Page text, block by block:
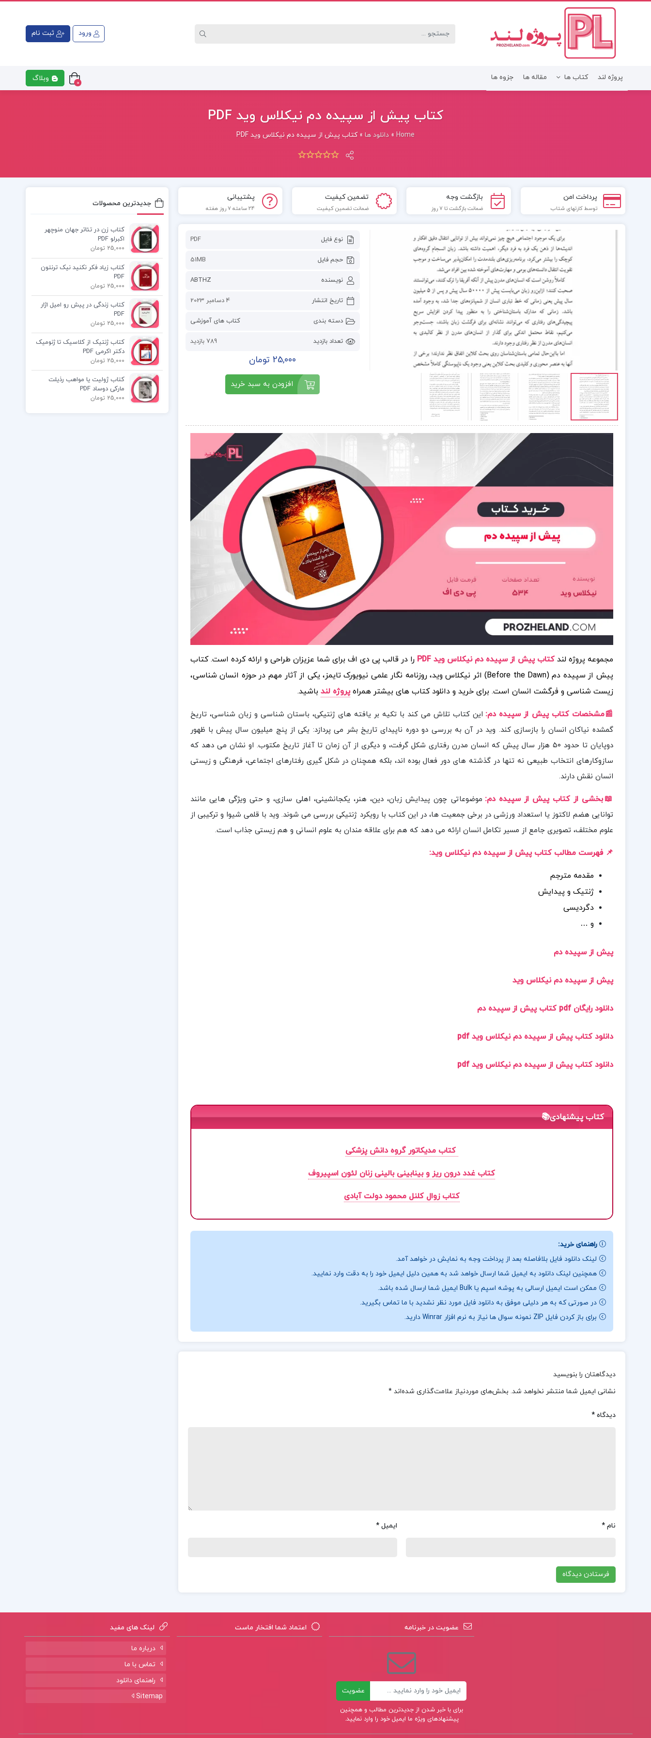
ورود ثبت نام
پروژه لند کتاب ها مقاله ها جزوه ها
0 وبلاگ
کتاب پیش از سپیده دم نیکلاس وید PDF
Home
» دانلود ها »کتاب پیش از سپیده دم نیکلاس وید PDF
پرداخت امن
توسط کارتهای شتاب
بازگشت وجه
ضمانت بازگشت تا 7 روز
تضمین کیفیت
ضمانت تضمین کیفیت
پشتیبانی
24 ساعته 7 روز هفته
نوع فایل PDF
حجم فایل 51MB
نویسنده ABTHZ
تاریخ انتشار 4 دسامبر 2023
دسته بندی کتاب های آموزشی
تعداد بازدید 789 بازدید
25,000 تومان
افزودن به سبد خرید
مجموعه پروژه لندکتاب پیش از سپیده دم نیکلاس وید PDF
را در قالب پی دی اف برای شما عزیزان طراحی و ارائه کرده است. کتاب
پیش از سپیده دم (Before the Dawn) اثر نیکلاس وید، روزنامه نگار علمی نیویورک تایمز، یکی از آثار مهم در حوزه انسان شناسی،
زیست شناسی و فرگشت انسان است. برای خرید و دانلود کتاب های بیشتر همراهپروژه لند باشید.
📰مشخصات کتاب پیش از سپیده دم: این کتاب تلاش می کند با تکیه بر یافته های ژنتیکی، باستان شناسی و زبان شناسی، تاریخ
گمشده نیاکان انسان را بازسازی کند. وید در آن به بررسی دو دوره ناپیدای تاریخ بشر می پردازد: یکی از پنج میلیون سال پیش با ظهور
دوپایان تا حدود ۵۰ هزار سال پیش که انسان مدرن رفتاری شکل گرفت، و دیگری از آن زمان تا آغاز تاریخ مکتوب. او نشان می دهد که
سازوکارهای انتخاب طبیعی نه تنها در گذشته های دور فعال بوده اند، بلکه همچنان در شکل گیری رفتارهای اجتماعی، فرهنگی و زیستی
انسان نقش دارند.
📖بخشی از کتاب پیش از سپیده دم: موضوعاتی چون پیدایش زبان، دین، هنر، یکجانشینی، اهلی سازی، و حتی ویژگی هایی مانند
توانایی هضم لاکتوز یا استعداد ورزشی در برخی جمعیت ها، در این کتاب با رویکرد ژنتیکی بررسی می شوند. وید با قلمی شیوا و ترکیبی از
علوم مختلف، تصویری جامع از مسیر تکامل انسان ارائه می دهد که هم برای علاقه مندان به علوم انسانی و هم زیستی جذاب است.
📌 فهرست مطالب کتاب پیش از سپیده دم نیکلاس وید:
مقدمه مترجم
ژنتیک و پیدایش
دگردیسی
و …
پیش از سپیده دم
پیش از سپیده دم نیکلاس وید
دانلود رایگان pdf کتاب پیش از سپیده دم
دانلود کتاب پیش از سپیده دم نیکلاس وید pdf
دانلود کتاب پیش از سپیده دم نیکلاس وید pdf
کتاب پیشنهادی📚
کتاب مدیکاتور گروه دانش پزشکی
کتاب غدد درون ریز و بینابینی بالینی زنان لئون اسپیروف
کتاب زوال کلنل محمود دولت آبادی
راهنمای خرید:
لینک دانلود فایل بلافاصله بعد از پرداخت وجه به نمایش در خواهد آمد.
همچنین لینک دانلود به ایمیل شما ارسال خواهد شد به همین دلیل ایمیل خود را به دقت وارد نمایید.
ممکن است ایمیل ارسالی به پوشه اسپم یا Bulk ایمیل شما ارسال شده باشد.
در صورتی که به هر دلیلی موفق به دانلود فایل مورد نظر نشدید با ما تماس بگیرید.
برای باز کردن فایل ZIP نمونه سوال ها نیاز به نرم افزار Winrar دارید.
دیدگاهتان را بنویسید
نشانی ایمیل شما منتشر نخواهد شد. بخش‌های موردنیاز علامت‌گذاری شده‌اند*
دیدگاه*
نام* ایمیل *
جدیدترین محصولات
کتاب زن در تئاتر جهان منوچهر
اکبرلو PDF
25,000 تومان
کتاب زیاد فکر نکنید نیک ترنتون
PDF
25,000 تومان
کتاب زندگی در پیش رو امیل اژار
PDF
25,000 تومان
کتاب ژنتیک از کلاسیک تا ژنومیک
دکتر اکرمی PDF
25,000 تومان
کتاب ژولیت یا مواهب رذیلت
مارکی دوساد PDF
25,000 تومان
عضویت در خبرنامه
ایمیل عضویت
برای با خبر شدن از جدیدترین مطالب و همچنین
پیشنهادهای ویژه ما ایمیل خود را وارد نمایید.
اعتماد شما افتخار ماست لینک های مفید
درباره ما
تماس با ما
راهنمای دانلود
Sitemap